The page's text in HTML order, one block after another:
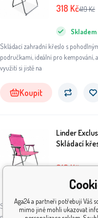
Tyrkysové
Skládací zahradní křeslo s
područkami, ideální pro kempování,
využití si jistě na
Skladem
318 Kč419Kč
Koupit
Linder
Skládací
Skládací zahradní křeslo s
Skladem
318Kč419Kč
Aga24 a partneři potřebují Váš
mimo jiné mohli ukazovat